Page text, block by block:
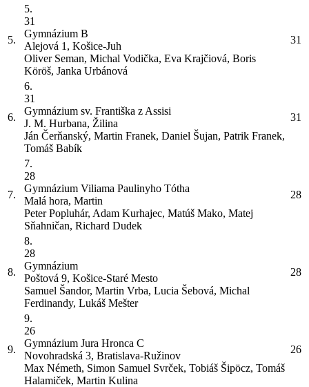
5.
5.
31
Gymnázium B
Alejová 1, Košice-Juh
Oliver Seman, Michal Vodička, Eva Krajčiová, Boris
Köröš, Janka Urbánová
31
6.
6.
31
Gymnázium sv. Františka z Assisi
J. M. Hurbana, Žilina
Ján Čerňanský, Martin Franek, Daniel Šujan, Patrik Franek,
Tomáš Babík
31
7.
7.
28
Gymnázium Viliama Paulinyho Tótha
Malá hora, Martin
Peter Popluhár, Adam Kurhajec, Matúš Mako, Matej
Sňahničan, Richard Dudek
28
8.
8.
28
Gymnázium
Poštová 9, Košice-Staré Mesto
Samuel Šandor, Martin Vrba, Lucia Šebová, Michal
Ferdinandy, Lukáš Mešter
28
9.
9.
26
Gymnázium Jura Hronca C
Novohradská 3, Bratislava-Ružinov
Max Németh, Simon Samuel Svrček, Tobiáš Šipöcz, Tomáš
Halamiček, Martin Kulina
26